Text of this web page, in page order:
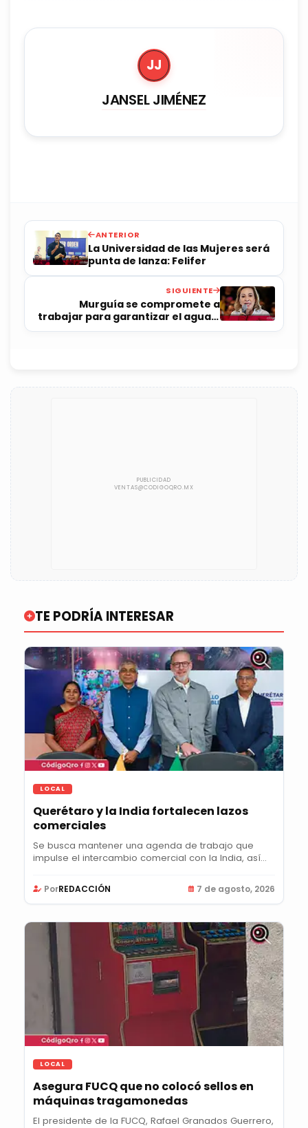
JJ
JANSEL JIMÉNEZ
ANTERIOR
La Universidad de las Mujeres será
punta de lanza: Felifer
SIGUIENTE
Murguía se compromete a
trabajar para garantizar el agua a
los queretanos
TE PODRÍA INTERESAR
LOCAL
Querétaro y la India fortalecen lazos
comerciales
Se busca mantener una agenda de trabajo que
impulse el intercambio comercial con la India, así
PorREDACCIÓN 7 de agosto, 2026
LOCAL
Asegura FUCQ que no colocó sellos en
máquinas tragamonedas
El presidente de la FUCQ, Rafael Granados Guerrero,